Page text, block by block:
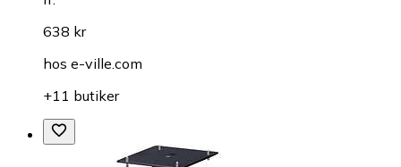
638 kr
hos e-ville.com
+11 butiker